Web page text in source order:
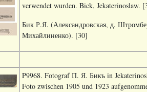
verwendet wurden. Bick, Jekaterinoslaw.
Бик Р.Я. (Александровская, д.
Михайлиненко). [30]
P9968. Fotograf П. Я. Бикъ in
Foto zwischen 1905 und 1923